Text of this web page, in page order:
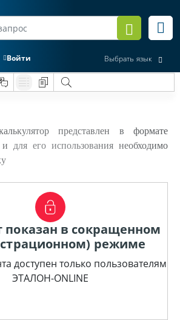
Войти Выбрать язык
представлен в формате
для его использования необходимо
показан в сокращенном
режиме
доступен только пользователям
ЭТАЛОН-ONLINE